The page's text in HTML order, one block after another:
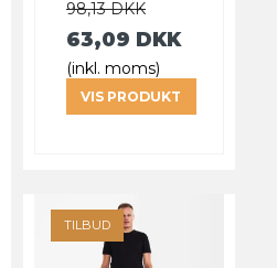
98,13 DKK
63,09 DKK
(inkl. moms)
VIS PRODUKT
TILBUD